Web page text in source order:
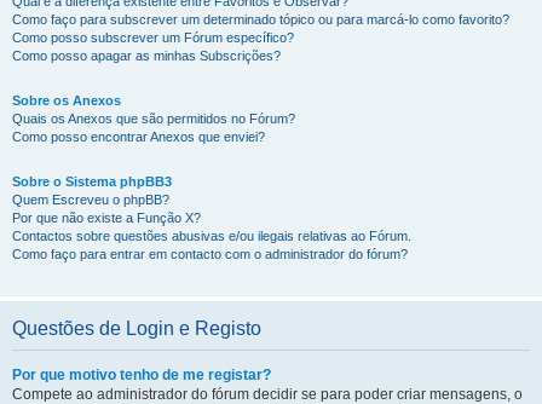
Como faço para subscrever um determinado tópico ou para marcá-lo como favorito?
Como posso subscrever um Fórum específico?
Como posso apagar as minhas Subscrições?
Sobre os Anexos
Quais os Anexos que são permitidos no Fórum?
Como posso encontrar Anexos que enviei?
Sobre o Sistema phpBB3
Quem Escreveu o phpBB?
Por que não existe a Função X?
Contactos sobre questões abusivas e/ou ilegais relativas ao Fórum.
Como faço para entrar em contacto com o administrador do fórum?
Questões de Login e Registo
Por que motivo tenho de me registar?
Compete ao administrador do fórum decidir se para poder criar mensagens, o